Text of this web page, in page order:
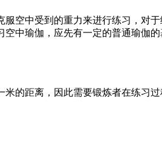
空中受到的重力来进行练习，对
中瑜伽，应先有一定的普通瑜伽
的距离，因此需要锻炼者在练习过